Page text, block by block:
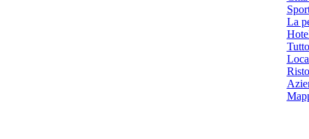
La